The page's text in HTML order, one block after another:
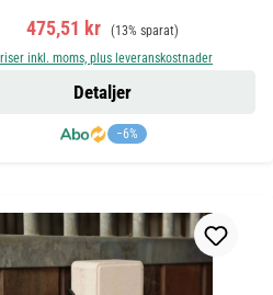
Försäljningspris:
475,51 kr Ordinarie pris:
(13% sparat)
inkl. moms, plus leveranskostnader
−6%
Detaljer